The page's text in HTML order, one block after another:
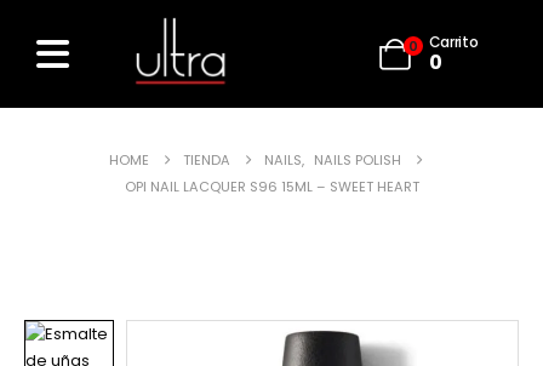
0 Carrito
0
HOME TIENDA NAILS, NAILS POLISH
OPI NAIL LACQUER S96 15ML – SWEET HEART